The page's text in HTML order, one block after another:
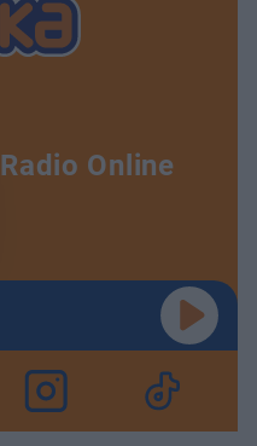
Radio Online